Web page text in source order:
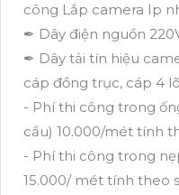
công Lắp camera Ip
✒ Dây điện nguồn
✒ Dây tải tín hiệu
cáp đồng trục, cáp 4
- Phí thi công trong
cầu) 10.000/mét tính
- Phí thi công trong
15.000/ mét tính theo